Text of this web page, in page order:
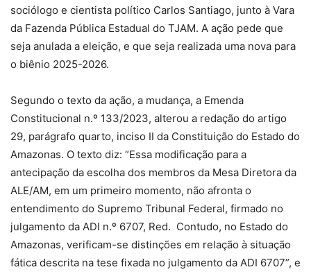
sociólogo e cientista político Carlos Santiago, junto à Vara
da Fazenda Pública Estadual do TJAM. A ação pede que
seja anulada a eleição, e que seja realizada uma nova para
o biênio 2025-2026.
Segundo o texto da ação, a mudança, a Emenda
Constitucional n.º 133/2023, alterou a redação do artigo
29, parágrafo quarto, inciso II da Constituição do Estado do
Amazonas. O texto diz: “Essa modificação para a
antecipação da escolha dos membros da Mesa Diretora da
ALE/AM, em um primeiro momento, não afronta o
entendimento do Supremo Tribunal Federal, firmado no
julgamento da ADI n.º 6707, Red. Contudo, no Estado do
Amazonas, verificam-se distinções em relação à situação
fática descrita na tese fixada no julgamento da ADI 6707”, e